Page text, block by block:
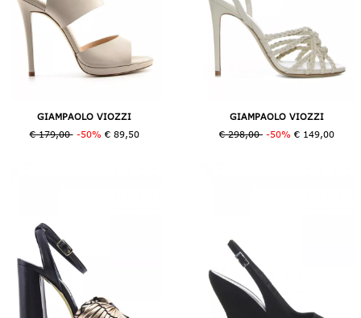
GIAMPAOLO VIOZZI
€ 179,00-50% € 89,50
GIAMPAOLO VIOZZI
€ 298,00 -50% € 149,00